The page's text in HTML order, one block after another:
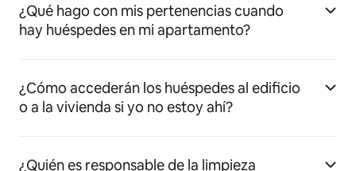
¿Qué hago con mis pertenencias cuando
hay huéspedes en mi apartamento?
¿Cómo accederán los huéspedes al edificio
o a la vivienda si yo no estoy ahí?
¿Quién es responsable de la limpieza